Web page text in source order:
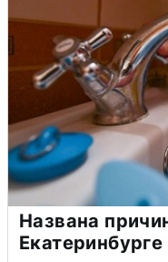
Названа
Екатеринбурге